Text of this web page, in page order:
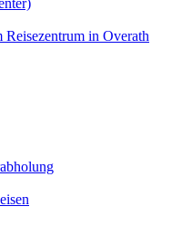
Reisezentrum in Overath